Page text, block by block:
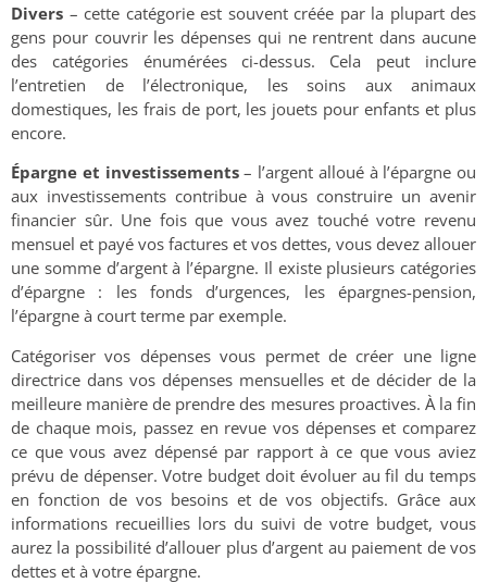
Divers – cette catégorie est souvent créée par la plupart des
gens pour couvrir les dépenses qui ne rentrent dans aucune
des catégories énumérées ci-dessus. Cela peut inclure
l’entretien de l’électronique, les soins aux animaux
domestiques, les frais de port, les jouets pour enfants et plus
encore.
Épargne et investissements– l’argent alloué à l’épargne ou
aux investissements contribue à vous construire un avenir
financier sûr. Une fois que vous avez touché votre revenu
mensuel et payé vos factures et vos dettes, vous devez allouer
une somme d’argent à l’épargne. Il existe plusieurs catégories
d’épargne : les fonds d’urgences, les épargnes-pension,
l’épargne à court terme par exemple.
Catégoriser vos dépenses vous permet de créer une ligne
directrice dans vos dépenses mensuelles et de décider de la
meilleure manière de prendre des mesures proactives. À la fin
de chaque mois, passez en revue vos dépenses et comparez
ce que vous avez dépensé par rapport à ce que vous aviez
prévu de dépenser. Votre budget doit évoluer au fil du temps
en fonction de vos besoins et de vos objectifs. Grâce aux
informations recueillies lors du suivi de votre budget, vous
aurez la possibilité d’allouer plus d’argent au paiement de vos
dettes et à votre épargne.